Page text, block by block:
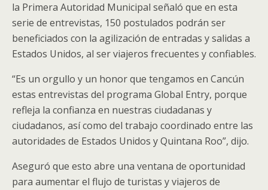
la Primera Autoridad Municipal señaló que en esta
serie de entrevistas, 150 postulados podrán ser
beneficiados con la agilización de entradas y salidas a
Estados Unidos, al ser viajeros frecuentes y confiables.
“Es un orgullo y un honor que tengamos en Cancún
estas entrevistas del programa Global Entry, porque
refleja la confianza en nuestras ciudadanas y
ciudadanos, así como del trabajo coordinado entre las
autoridades de Estados Unidos y Quintana Roo”, dijo.
Aseguró que esto abre una ventana de oportunidad
para aumentar el flujo de turistas y viajeros de